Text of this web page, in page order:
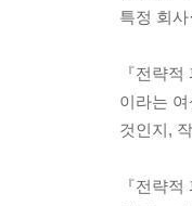
특정 회
『전략
이라는
것인지,
『전략